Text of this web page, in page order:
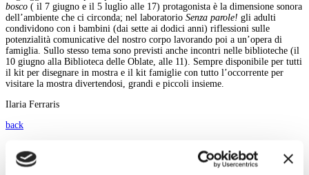
bosco ( il 7 giugno e il 5 luglio alle 17) protagonista è la dimensione sonora
dell’ambiente che ci circonda; nel laboratorio Senza parole! gli adulti
condividono con i bambini (dai sette ai dodici anni) riflessioni sulle
potenzialità comunicative del nostro corpo lavorando poi a un’opera di
famiglia. Sullo stesso tema sono previsti anche incontri nelle biblioteche (il
10 giugno alla Biblioteca delle Oblate, alle 11). Sempre disponibile per tutti
il kit per disegnare in mostra e il kit famiglie con tutto l’occorrente per
visitare la mostra divertendosi, grandi e piccoli insieme.
Ilaria Ferraris
back
Magazine menu